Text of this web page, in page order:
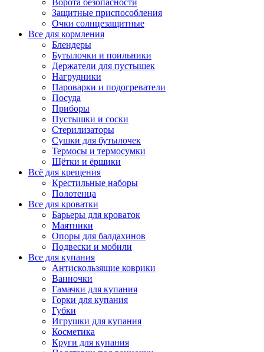
Ворота безопасности
Защитные приспособления
Очки солнцезащитные
Все для кормления
Блендеры
Бутылочки и поильники
Держатели для пустышек
Нагрудники
Пароварки и подогреватели
Посуда
Приборы
Пустышки и соски
Стерилизаторы
Сушки для бутылочек
Термосы и термосумки
Щётки и ёршики
Всё для крещения
Крестильные наборы
Полотенца
Все для кроватки
Барьеры для кроваток
Маятники
Опоры для балдахинов
Подвески и мобили
Все для купания
Антискользящие коврики
Ванночки
Гамачки для купания
Горки для купания
Губки
Игрушки для купания
Косметика
Круги для купания